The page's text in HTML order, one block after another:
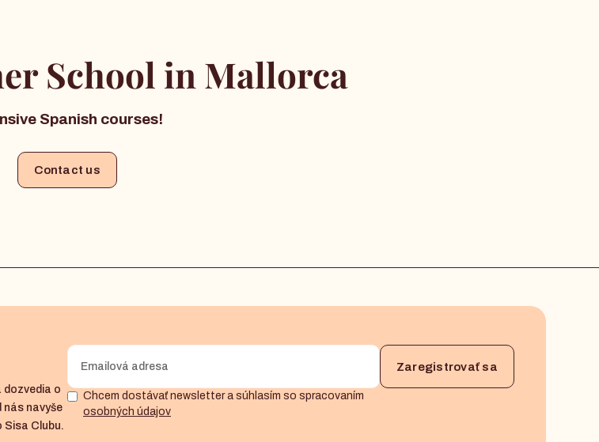
School in Mallorca
Spanish courses!
Contact us
dozvedia o
nás navyše
Sisa Clubu.
Chcem dostávať newsletter a súhlasím so spracovaním
osobných údajov